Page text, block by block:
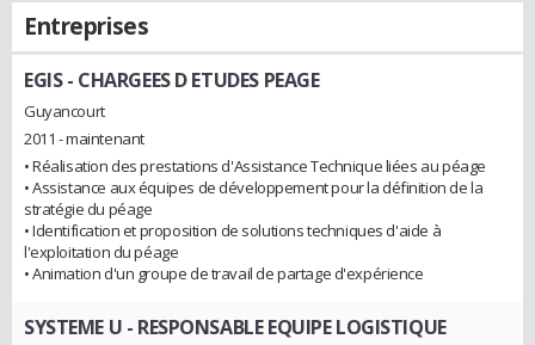
Entreprises
EGIS- CHARGEES D ETUDES PEAGE
Guyancourt
2011 - maintenant
• Réalisation des prestations d'Assistance Technique liées au péage
• Assistance aux équipes de développement pour la définition de la
stratégie du péage
• Identification et proposition de solutions techniques d'aide à
l'exploitation du péage
• Animation d'un groupe de travail de partage d'expérience
SYSTEME U - RESPONSABLE EQUIPE LOGISTIQUE